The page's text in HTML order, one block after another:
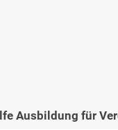
Ausbildung für